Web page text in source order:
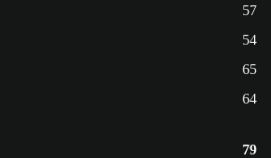
57
54
65
64
79